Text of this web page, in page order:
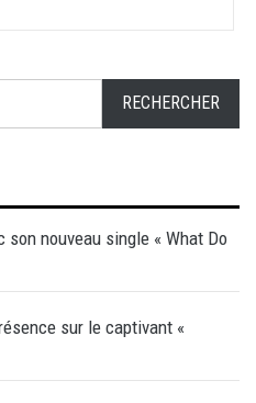
son nouveau single « What Do
sur le captivant «